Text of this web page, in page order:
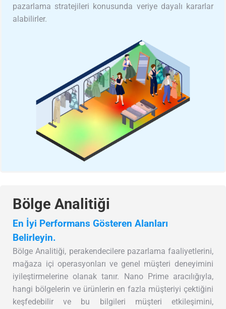
pazarlama stratejileri konusunda veriye dayalı kararlar
alabilirler.
Bölge Analitiği
En İyi Performans Gösteren Alanları
Belirleyin.
Bölge Analitiği, perakendecilere pazarlama faaliyetlerini,
mağaza içi operasyonları ve genel müşteri deneyimini
iyileştirmelerine olanak tanır. Nano Prime aracılığıyla,
hangi bölgelerin ve ürünlerin en fazla müşteriyi çektiğini
keşfedebilir ve bu bilgileri müşteri etkileşimini,